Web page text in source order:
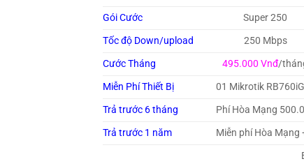
Gói Cước
Super 250
Tốc độ Down/upload
250 Mbps
Cước Tháng
495.000 Vnđ/
Miễn Phí Thiết Bị
01 Mikrotik
Trả trước 6 tháng
Phí Hòa Mạng
Trả trước 1 năm
Miễn phí Hòa